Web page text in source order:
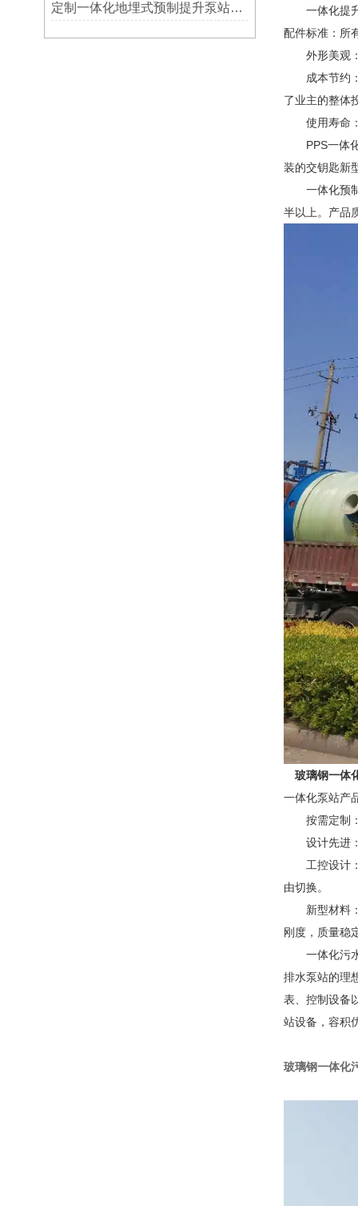
定制一体化地埋式预制提升泵站时需要了解的情况
一体化提升
配件标准：所
外形美观：
成本节约：
了业主的整体
使用寿命：
PPS一体化
装的交钥匙新
一体化预制
半以上。产品
玻璃钢一体
一体化泵站产
按需定制：
设计先进：
工控设计：
由切换。
新型材料：
刚度，质量稳
一体化污水
排水泵站的理
表、控制设备
站设备，容积
玻璃钢一体化